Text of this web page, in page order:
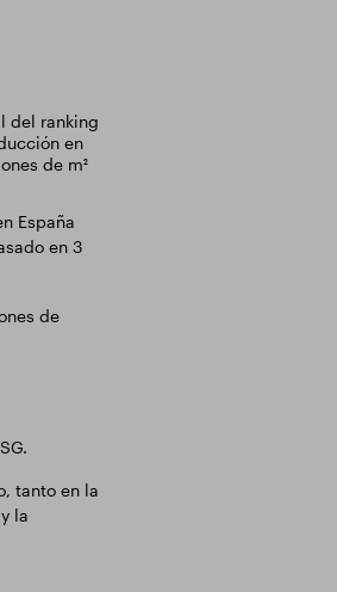
del ranking
en
de m²
España
en 3
de
tanto en la
la